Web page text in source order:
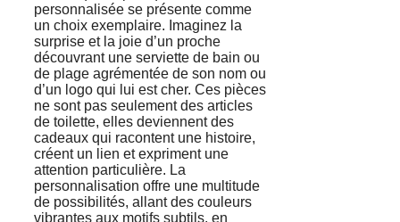
personnalisée se présente comme
un choix exemplaire. Imaginez la
surprise et la joie d’un proche
découvrant une serviette de bain ou
de plage agrémentée de son nom ou
d’un logo qui lui est cher. Ces pièces
ne sont pas seulement des articles
de toilette, elles deviennent des
cadeaux qui racontent une histoire,
créent un lien et expriment une
attention particulière. La
personnalisation offre une multitude
de possibilités, allant des couleurs
vibrantes aux motifs subtils, en